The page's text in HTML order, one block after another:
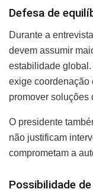
Defesa de
Durante a
devem assumir
estabilidade
exige coordenação
promover soluções
O presidente
não justificam
comprometam a
Possibilidade